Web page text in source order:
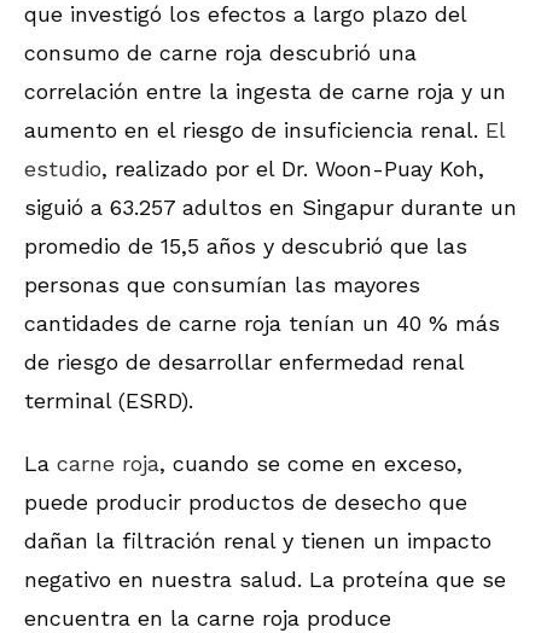
que investigó los efectos a largo plazo del
consumo de carne roja descubrió una
correlación entre la ingesta de carne roja y un
aumento en el riesgo de insuficiencia renal. El
estudio, realizado por el Dr. Woon-Puay Koh,
siguió a 63.257 adultos en Singapur durante un
promedio de 15,5 años y descubrió que las
personas que consumían las mayores
cantidades de carne roja tenían un 40 % más
de riesgo de desarrollar enfermedad renal
terminal (ESRD).
La carne roja, cuando se come en exceso,
puede producir productos de desecho que
dañan la filtración renal y tienen un impacto
negativo en nuestra salud. La proteína que se
encuentra en la carne roja produce